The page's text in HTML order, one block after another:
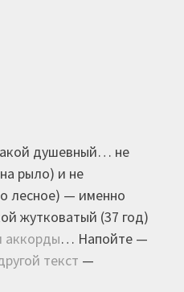
душевный… не
рыло) и не
лесное) — именно
жутковатый (37 год)
аккорды… Напойте —
текст —